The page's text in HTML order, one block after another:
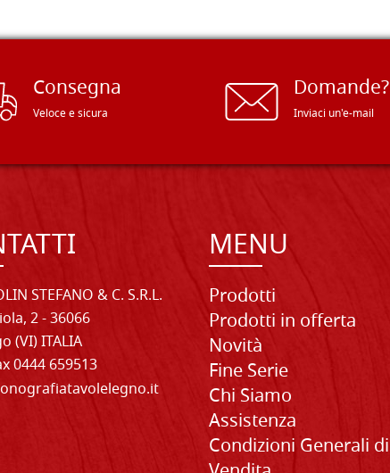
Consegna
Veloce e sicura
Domande?
Inviaci un'e-mail
STEFANO & C. S.R.L.
2 - 36066
(VI) ITALIA
0444 659513
MENU
Prodotti
Prodotti in offerta
Novità
Fine Serie
Chi Siamo
Assistenza
Condizioni Generali di